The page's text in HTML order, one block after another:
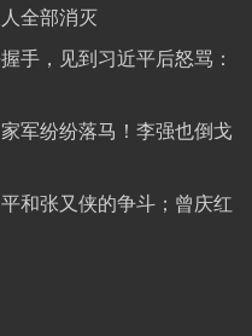
全部消灭
手，见到习近平后怒骂：
军纷纷落马！李强也倒戈
和张又侠的争斗；曾庆红